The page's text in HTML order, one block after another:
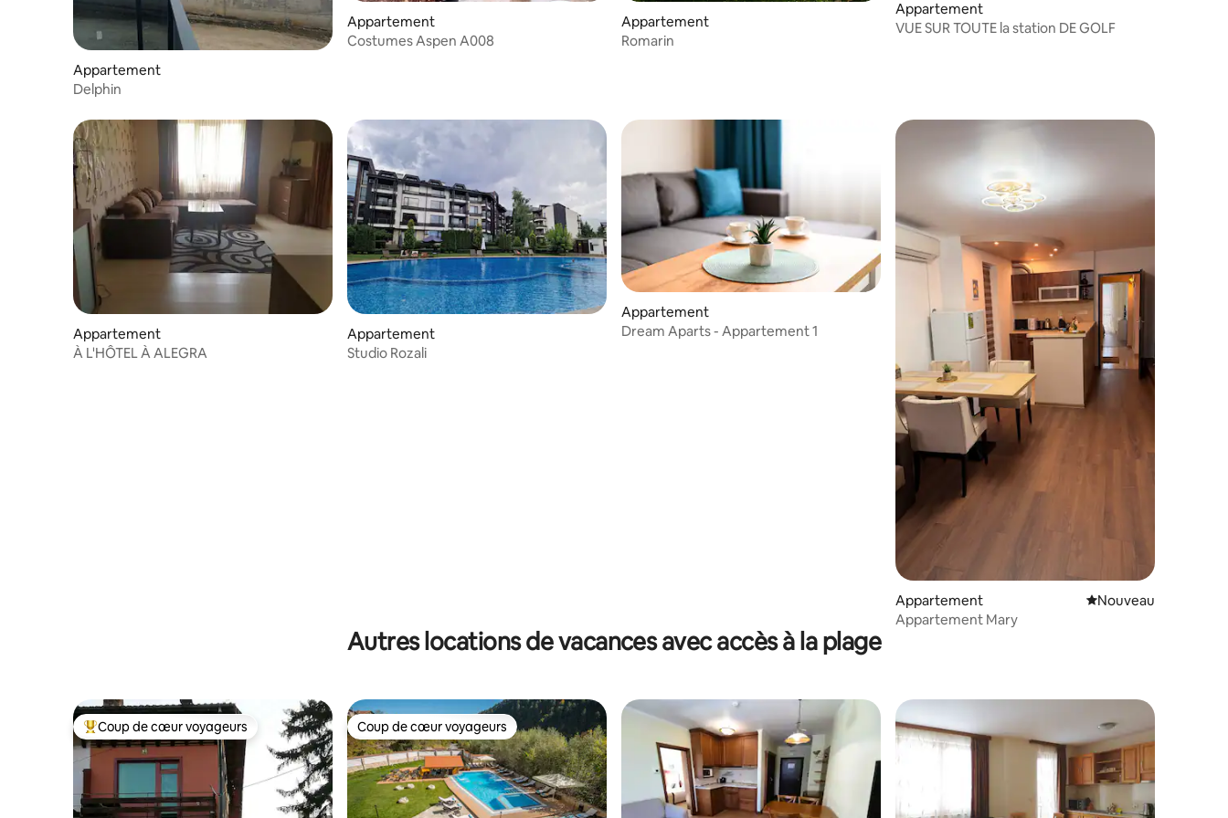
Appartement
Delphin
Appartement
Costumes Aspen A008
Appartement
Romarin
Appartement
VUE SUR TOUTE la station DE GOLF
Appartement
À L'HÔTEL À ALEGRA
Appartement
Studio Rozali
Appartement
Dream Aparts - Appartement 1
Appartement Nouvel hébergement
Nouveau
Appartement Mary
Autres locations de vacances avec accès à la plage
Coups de cœur voyageurs les plus appréciés
Coup de cœur voyageurs Coup de cœur voyageurs
Coup de cœur voyageurs